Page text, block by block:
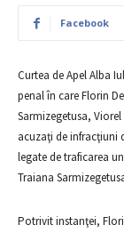
Facebook
Curtea de Apel Alba
penal în care Florin
Sarmizegetusa,
acuzaţi de infracţiuni
legate de traficarea
Traiana
Potrivit instanţei,